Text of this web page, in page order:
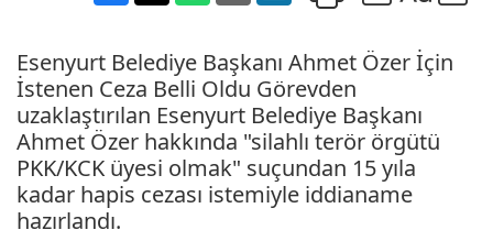
Esenyurt Belediye Başkanı Ahmet Özer İçin
İstenen Ceza Belli Oldu Görevden
uzaklaştırılan Esenyurt Belediye Başkanı
Ahmet Özer hakkında "silahlı terör örgütü
PKK/KCK üyesi olmak" suçundan 15 yıla
kadar hapis cezası istemiyle iddianame
hazırlandı.